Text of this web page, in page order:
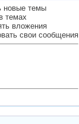
новые темы
темах
вложения
свои сообщения